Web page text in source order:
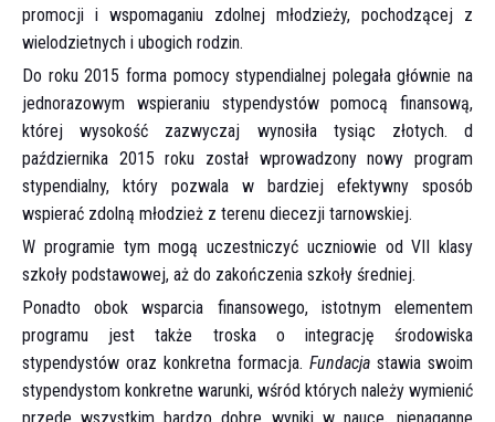
promocji i wspomaganiu zdolnej młodzieży, pochodzącej z
wielodzietnych i ubogich ro­dzin.
Do roku 2015 forma pomocy stypendialnej polegała głównie na
jednorazowym wspieraniu stypendystów po­mocą finansową,
której wysokość zazwyczaj wynosiła ty­siąc złotych. d
października 2015 roku został wprowa­dzony nowy program
stypendialny, który pozwala w bar­dziej efektywny sposób
wspierać zdolną młodzież z terenu diecezji tarnowskiej.
W programie tym mogą uczestniczyć uczniowie od VII klasy
szkoły podstawowej, aż do zakoń­czenia szkoły średniej.
Ponadto obok wsparcia finanso­wego, istotnym elementem
programu jest także troska o integrację środowiska
stypendystów oraz konkretna for­macja. Fundacja stawia swoim
stypendystom konkretne warunki, wśród których należy wymienić